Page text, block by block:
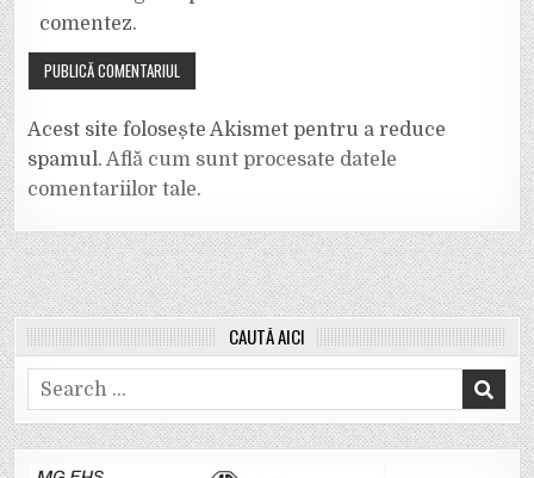
comentez.
Acest site folosește Akismet pentru a reduce
spamul.Află cum sunt procesate datele
comentariilor tale.
CAUTĂ AICI
Search
for: